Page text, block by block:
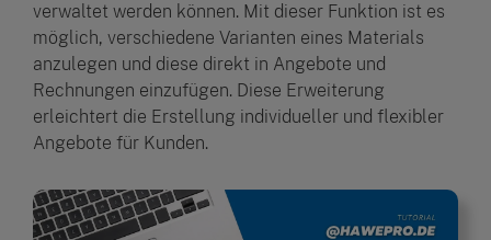
verwaltet werden können. Mit dieser Funktion ist es
möglich, verschiedene Varianten eines Materials
anzulegen und diese direkt in Angebote und
Rechnungen einzufügen. Diese Erweiterung
erleichtert die Erstellung individueller und flexibler
Angebote für Kunden.